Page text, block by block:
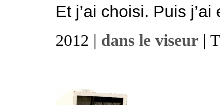
Et j’ai choisi. Puis
2012 | dans le viseur |